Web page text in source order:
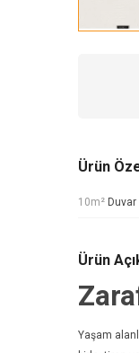
Ürün
10m² Duvar
Ürün
Yaşam